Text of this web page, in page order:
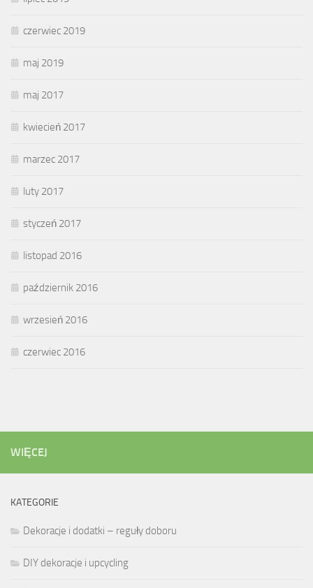
czerwiec 2019
maj 2019
maj 2017
kwiecień 2017
marzec 2017
luty 2017
styczeń 2017
listopad 2016
październik 2016
wrzesień 2016
czerwiec 2016
WIĘCEJ
KATEGORIE
Dekoracje i dodatki – reguły doboru
DIY dekoracje i upcycling